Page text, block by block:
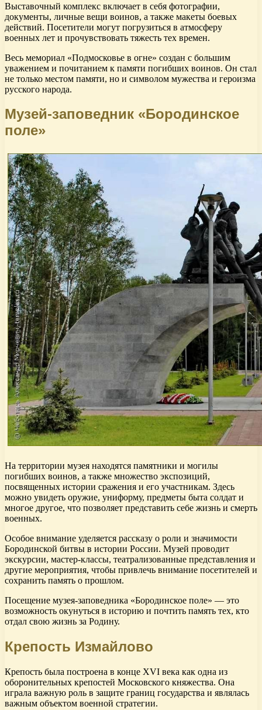
Выставочный комплекс включает в себя фотографии,
документы, личные вещи воинов, а также макеты боевых
действий. Посетители могут погрузиться в атмосферу
военных лет и прочувствовать тяжесть тех времен.
Весь мемориал «Подмосковье в огне» создан с большим
уважением и почитанием к памяти погибших воинов. Он стал
не только местом памяти, но и символом мужества и героизма
русского народа.
Музей-заповедник «Бородинское
поле»
На территории музея находятся памятники и могилы
погибших воинов, а также множество экспозиций,
посвященных истории сражения и его участникам. Здесь
можно увидеть оружие, униформу, предметы быта солдат и
многое другое, что позволяет представить себе жизнь и смерть
военных.
Особое внимание уделяется рассказу о роли и значимости
Бородинской битвы в истории России. Музей проводит
экскурсии, мастер-классы, театрализованные представления и
другие мероприятия, чтобы привлечь внимание посетителей и
сохранить память о прошлом.
Посещение музея-заповедника «Бородинское поле» — это
возможность окунуться в историю и почтить память тех, кто
отдал свою жизнь за Родину.
Крепость Измайлово
Крепость была построена в конце XVI века как одна из
оборонительных крепостей Московского княжества. Она
играла важную роль в защите границ государства и являлась
важным объектом военной стратегии.